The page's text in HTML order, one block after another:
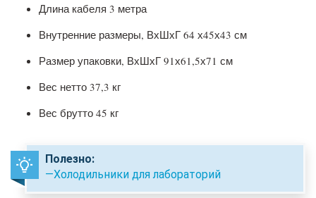
Длина кабеля 3 метра
Внутренние размеры, ВхШхГ 64 х45х43 см
Размер упаковки, ВхШхГ 91х61,5х71 см
Вес нетто 37,3 кг
Вес брутто 45 кг
Полезно:
—Холодильники для лабораторий